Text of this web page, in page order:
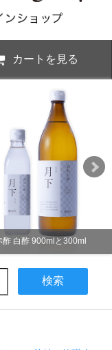
カートを見る
全10
検索